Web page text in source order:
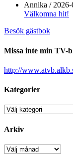
Annika /
Välkomna hit!
Besök gästbok
Missa inte min TV-
http://
Kategorier
Kategorier
Arkiv
Arkiv